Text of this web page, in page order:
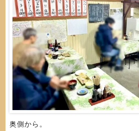
奥側から。